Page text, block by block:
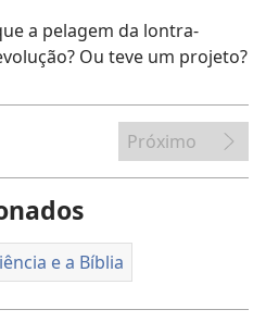
a pelagem da lontra-
Ou teve um projeto?
Próximo
e a Bíblia